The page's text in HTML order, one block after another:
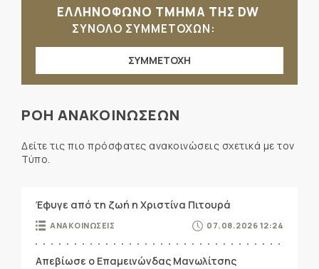
ΕΛΛΗΝΟΦΩΝΟ ΤΜΗΜΑ ΤΗΣ DW
ΣΥΝΟΛΟ ΣΥΜΜΕΤΟΧΩΝ:
ΣΥΜΜΕΤΟΧΗ
ΡΟΗ ΑΝΑΚΟΙΝΩΣΕΩΝ
Δείτε τις πιο πρόσφατες ανακοινώσεις σχετικά με τον
Τύπο.
Έφυγε από τη ζωή η Χριστίνα Πιτουρά
ΑΝΑΚΟΙΝΩΣΕΙΣ 07.08.2026 12:24
Απεβίωσε ο Επαμεινώνδας Μανωλίτσης